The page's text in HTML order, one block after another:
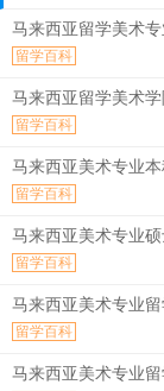
马来西亚留学美术专
留学百科
马来西亚留学美术
留学百科
马来西亚美术专业
留学百科
马来西亚美术专业
留学百科
马来西亚美术专业
留学百科
马来西亚美术专业留